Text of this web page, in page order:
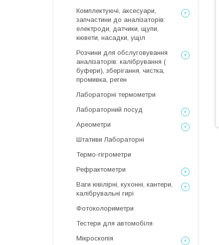
Комплектуючі, аксесуари,
запчастини до аналізаторів:
електроди, датчики, щупи,
кювети, насадки, ущіл
Розчини для обслуговування
аналізаторів: калібрування (
буфери), зберігання, чистка,
промивка, реген
Лабораторні термометри
Лабораторний посуд
Ареометри
Штативи Лабораторні
Термо-гігрометри
Рефрактометри
Ваги ювілірні, кухонні, кантери,
калібрувальні гирі
Фотоколориметри
Тестери для автомобіля
Мікроскопія